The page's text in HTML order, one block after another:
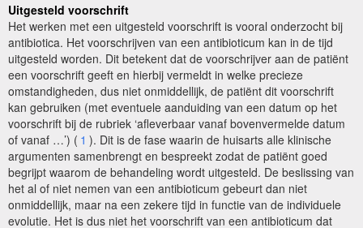
Uitgesteld voorschrift
Het werken met een uitgesteld voorschrift is vooral onderzocht bij
antibiotica. Het voorschrijven van een antibioticum kan in de tijd
uitgesteld worden. Dit betekent dat de voorschrijver aan de patiënt
een voorschrift geeft en hierbij vermeldt in welke precieze
omstandigheden, dus niet onmiddellijk, de patiënt dit voorschrift
kan gebruiken (met eventuele aanduiding van een datum op het
voorschrift bij de rubriek ‘afleverbaar vanaf bovenvermelde datum
of vanaf …’) ( 1 ). Dit is de fase waarin de huisarts alle klinische
argumenten samenbrengt en bespreekt zodat de patiënt goed
begrijpt waarom de behandeling wordt uitgesteld. De beslissing van
het al of niet nemen van een antibioticum gebeurt dan niet
onmiddellijk, maar na een zekere tijd in functie van de individuele
evolutie. Het is dus niet het voorschrift van een antibioticum dat